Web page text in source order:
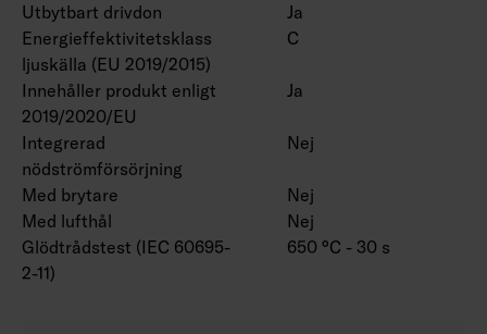
Utbytbart drivdon
Ja
Energieffektivitetsklass
ljuskälla (EU 2019/2015)
C
Innehåller produkt enligt
2019/2020/EU
Ja
Integrerad
nödströmförsörjning
Nej
Med brytare
Nej
Med lufthål
Nej
Glödtrådstest (IEC 60695-
2-11)
650 °C - 30 s